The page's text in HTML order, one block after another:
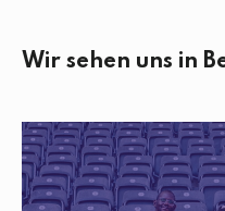
Wir sehen uns in